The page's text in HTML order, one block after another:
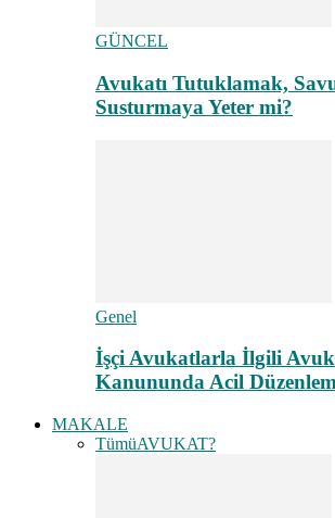
GÜNCEL
Avukatı Tutuklamak,
Susturmaya Yeter mi?
Genel
İşçi Avukatlarla İlgili
Kanununda Acil
MAKALE
TümüAVUKAT?